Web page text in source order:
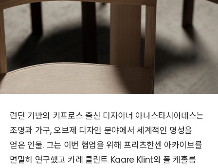
런던 기반의 키프로스 출신 디자이너 아나스타시아데스는
조명과 가구, 오브제 디자인 분야에서 세계적인 명성을
얻은 인물. 그는 이번 협업을 위해 프리츠한센 아카이브를
면밀히 연구했고 카레 클린트 Kaare Klint와 폴 케홀름